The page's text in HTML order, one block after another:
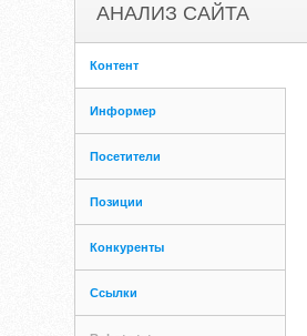
АНАЛИЗ САЙТА
Контент
Информер
Посетители
Позиции
Конкуренты
Ссылки